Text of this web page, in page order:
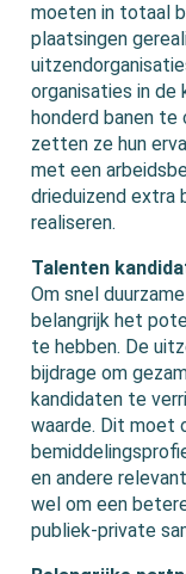
moeten in totaal
plaatsingen
organisaties in
honderd banen te
zetten ze hun
met een
drieduizend extra
realiseren.
Talenten
Om snel
belangrijk het
te hebben. De
bijdrage om
kandidaten te
waarde. Dit moet
en andere
wel om een
publiek-private